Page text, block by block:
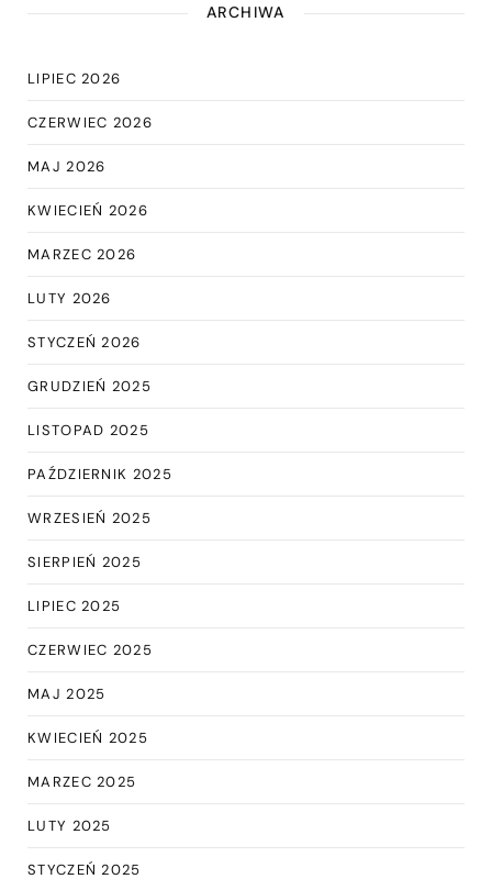
ARCHIWA
LIPIEC 2026
CZERWIEC 2026
MAJ 2026
KWIECIEŃ 2026
MARZEC 2026
LUTY 2026
STYCZEŃ 2026
GRUDZIEŃ 2025
LISTOPAD 2025
PAŹDZIERNIK 2025
WRZESIEŃ 2025
SIERPIEŃ 2025
LIPIEC 2025
CZERWIEC 2025
MAJ 2025
KWIECIEŃ 2025
MARZEC 2025
LUTY 2025
STYCZEŃ 2025